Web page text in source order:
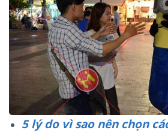
5 lý do vì sao nên chọn